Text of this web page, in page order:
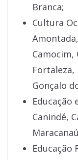
Branca;
Cultura
Camocim,
Gonçalo
Educação
Canindé,
Educação